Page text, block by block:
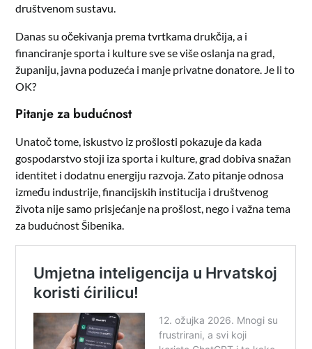
društvenom sustavu.
Danas su očekivanja prema tvrtkama drukčija, a i
financiranje sporta i kulture sve se više oslanja na grad,
županiju, javna poduzeća i manje privatne donatore. Je li to
OK?
Pitanje za budućnost
Unatoč tome, iskustvo iz prošlosti pokazuje da kada
gospodarstvo stoji iza sporta i kulture, grad dobiva snažan
identitet i dodatnu energiju razvoja. Zato pitanje odnosa
između industrije, financijskih institucija i društvenog
života nije samo prisjećanje na prošlost, nego i važna tema
za budućnost Šibenika.